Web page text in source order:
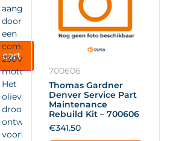
cart
aangedreven
door
een
compacte
230VAC-
motor.
Het
olievrije,
drooglopende
ontwerp
voorkomt
700606
Thomas Gardner
Denver Service Part
Maintenance
Rebuild Kit – 700606
€341.50